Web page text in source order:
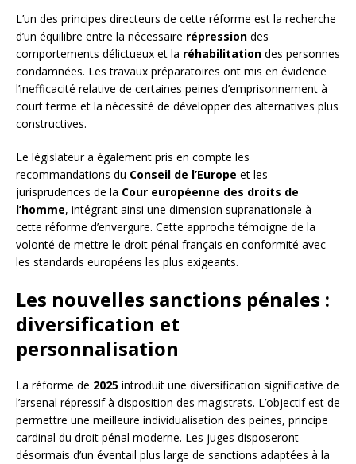
L’un des principes directeurs de cette réforme est la recherche
d’un équilibre entre la nécessaire répression des
comportements délictueux et la réhabilitation des personnes
condamnées. Les travaux préparatoires ont mis en évidence
l’inefficacité relative de certaines peines d’emprisonnement à
court terme et la nécessité de développer des alternatives plus
constructives.
Le législateur a également pris en compte les
recommandations du Conseil de l’Europe et les
jurisprudences de la Cour européenne des droits de
l’homme, intégrant ainsi une dimension supranationale à
cette réforme d’envergure. Cette approche témoigne de la
volonté de mettre le droit pénal français en conformité avec
les standards européens les plus exigeants.
Les nouvelles sanctions pénales :
diversification et
personnalisation
La réforme de 2025 introduit une diversification significative de
l’arsenal répressif à disposition des magistrats. L’objectif est de
permettre une meilleure individualisation des peines, principe
cardinal du droit pénal moderne. Les juges disposeront
désormais d’un éventail plus large de sanctions adaptées à la